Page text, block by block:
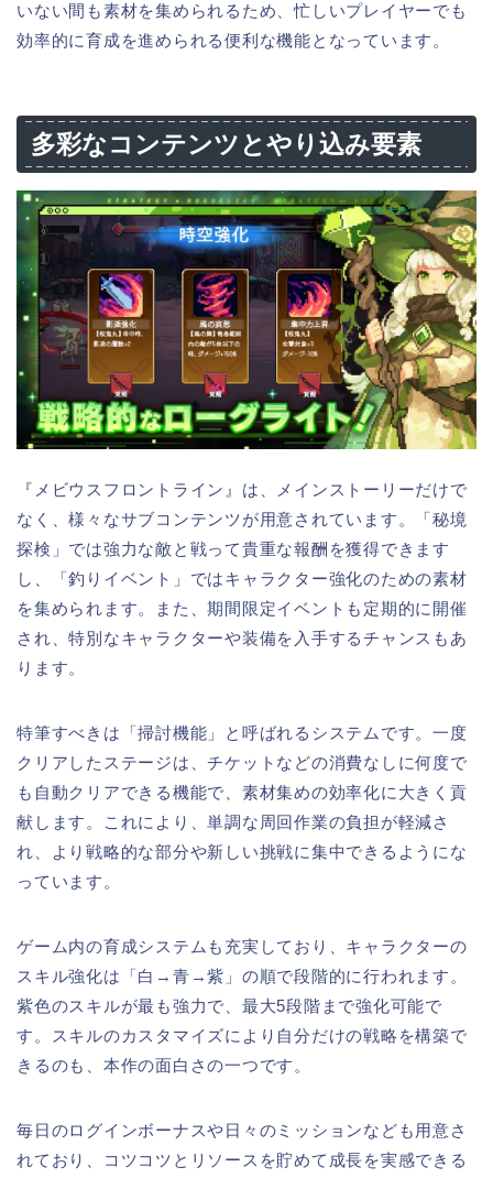
いない間も素材を集められるため、忙しいプレイヤーでも
効率的に育成を進められる便利な機能となっています。
多彩なコンテンツとやり込み要素
『メビウスフロントライン』は、メインストーリーだけで
なく、様々なサブコンテンツが用意されています。「秘境
探検」では強力な敵と戦って貴重な報酬を獲得できます
し、「釣りイベント」ではキャラクター強化のための素材
を集められます。また、期間限定イベントも定期的に開催
され、特別なキャラクターや装備を入手するチャンスもあ
ります。
特筆すべきは「掃討機能」と呼ばれるシステムです。一度
クリアしたステージは、チケットなどの消費なしに何度で
も自動クリアできる機能で、素材集めの効率化に大きく貢
献します。これにより、単調な周回作業の負担が軽減さ
れ、より戦略的な部分や新しい挑戦に集中できるようにな
っています。
ゲーム内の育成システムも充実しており、キャラクターの
スキル強化は「白→青→紫」の順で段階的に行われます。
紫色のスキルが最も強力で、最大5段階まで強化可能で
す。スキルのカスタマイズにより自分だけの戦略を構築で
きるのも、本作の面白さの一つです。
毎日のログインボーナスや日々のミッションなども用意さ
れており、コツコツとリソースを貯めて成長を実感できる